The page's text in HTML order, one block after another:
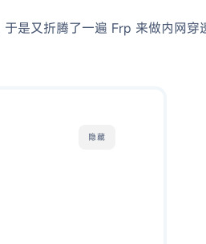
是又折腾了一遍 Frp 来做内网穿
隐藏